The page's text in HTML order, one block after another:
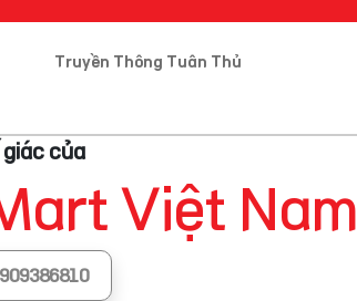
Truyền Thông Tuân Thủ
của
Việt Nam